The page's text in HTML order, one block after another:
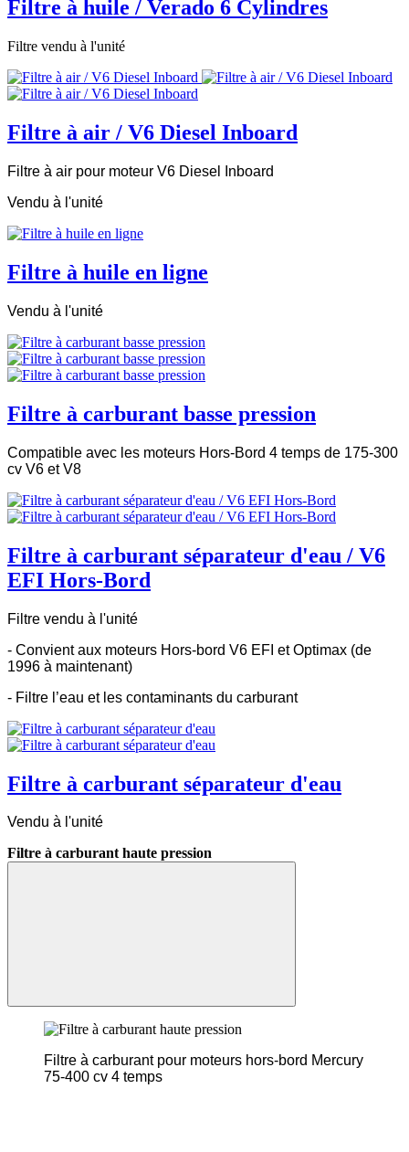
Filtre à huile / Verado 6 Cylindres
Filtre vendu à l'unité
Filtre à air / V6 Diesel Inboard
Filtre à air pour moteur V6 Diesel Inboard
Vendu à l'unité
Filtre à huile en ligne
Vendu à l'unité
Filtre à carburant basse pression
Compatible avec les moteurs Hors-Bord 4 temps de 175-300
cv V6 et V8
Filtre à carburant séparateur d'eau / V6
EFI Hors-Bord
Filtre vendu à l'unité
- Convient aux moteurs Hors-bord V6 EFI et Optimax (de
1996 à maintenant)
- Filtre l’eau et les contaminants du carburant
Filtre à carburant séparateur d'eau
Vendu à l'unité
Filtre à carburant haute pression
Filtre à carburant pour moteurs hors-bord Mercury
75-400 cv 4 temps